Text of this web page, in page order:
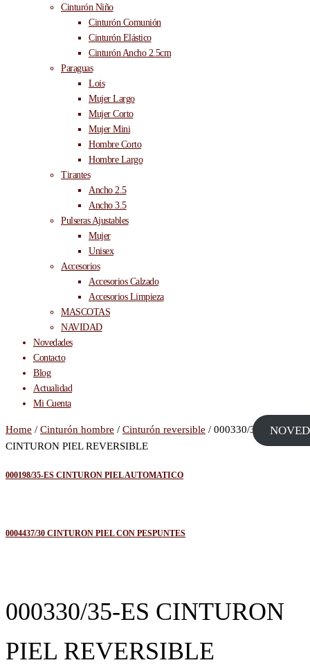
Cinturón Niño
Cinturón Comunión
Cinturón Elástico
Cinturón Ancho 2.5cm
Paraguas
Lois
Mujer Largo
Mujer Corto
Mujer Mini
Hombre Corto
Hombre Largo
Tirantes
Ancho 2.5
Ancho 3.5
Pulseras Ajustables
Mujer
Unisex
Accesorios
Accesorios Calzado
Accesorios Limpieza
MASCOTAS
NAVIDAD
Novedades
Contacto
Blog
Actualidad
Mi Cuenta
Home / Cinturón hombre / Cinturón reversible / 000330/35-ES
CINTURON PIEL REVERSIBLE
000198/35-ES CINTURON PIEL AUTOMATICO
0004437/30 CINTURON PIEL CON PESPUNTES
000330/35-ES CINTURON
PIEL REVERSIBLE